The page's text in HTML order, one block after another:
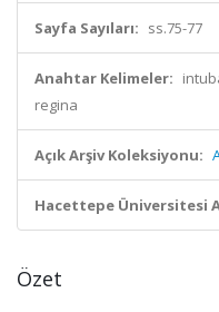
Sayfa Sayıları: ss.75-77
Anahtar Kelimeler:
regina
Açık Arşiv Koleksiyonu:
Hacettepe Üniversitesi
Özet